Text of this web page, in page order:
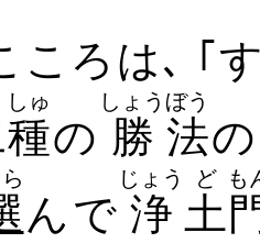
ころ​は､ ｢
種
しゅ
の 勝
しょう
法
ぼう
ん​で 浄
じょう
土
ど も